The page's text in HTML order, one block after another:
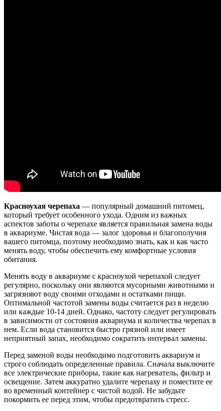
Красноухая черепаха — популярный домашний питомец,
который требует особенного ухода. Одним из важных
аспектов заботы о черепахе является правильная замена воды
в аквариуме. Чистая вода — залог здоровья и благополучия
вашего питомца, поэтому необходимо знать, как и как часто
менять воду, чтобы обеспечить ему комфортные условия
обитания.
Менять воду в аквариуме с красноухой черепахой следует
регулярно, поскольку они являются мусорными животными и
загрязняют воду своими отходами и остатками пищи.
Оптимальной частотой замены воды считается раз в неделю
или каждые 10-14 дней. Однако, частоту следует регулировать
в зависимости от состояния аквариума и количества черепах в
нем. Если вода становится быстро грязной или имеет
неприятный запах, необходимо сократить интервал замены.
Перед заменой воды необходимо подготовить аквариум и
строго соблюдать определенные правила. Сначала выключите
все электрические приборы, такие как нагреватель, фильтр и
освещение. Затем аккуратно удалите черепаху и поместите ее
во временный контейнер с чистой водой. Не забудьте
покормить ее перед этим, чтобы предотвратить стресс.